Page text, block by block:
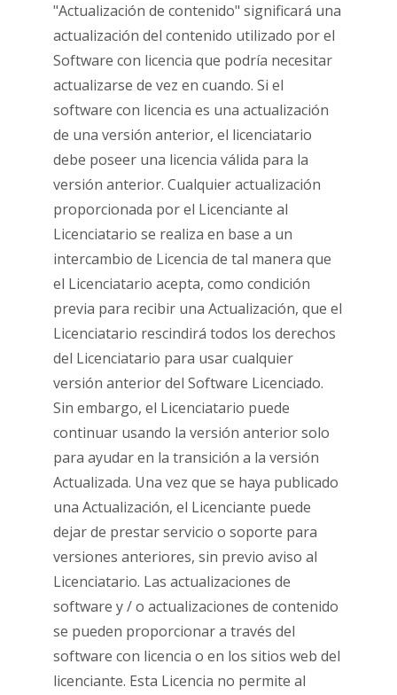
"Actualización de contenido" significará una
actualización del contenido utilizado por el
Software con licencia que podría necesitar
actualizarse de vez en cuando. Si el
software con licencia es una actualización
de una versión anterior, el licenciatario
debe poseer una licencia válida para la
versión anterior. Cualquier actualización
proporcionada por el Licenciante al
Licenciatario se realiza en base a un
intercambio de Licencia de tal manera que
el Licenciatario acepta, como condición
previa para recibir una Actualización, que el
Licenciatario rescindirá todos los derechos
del Licenciatario para usar cualquier
versión anterior del Software Licenciado.
Sin embargo, el Licenciatario puede
continuar usando la versión anterior solo
para ayudar en la transición a la versión
Actualizada. Una vez que se haya publicado
una Actualización, el Licenciante puede
dejar de prestar servicio o soporte para
versiones anteriores, sin previo aviso al
Licenciatario. Las actualizaciones de
software y / o actualizaciones de contenido
se pueden proporcionar a través del
software con licencia o en los sitios web del
licenciante. Esta Licencia no permite al